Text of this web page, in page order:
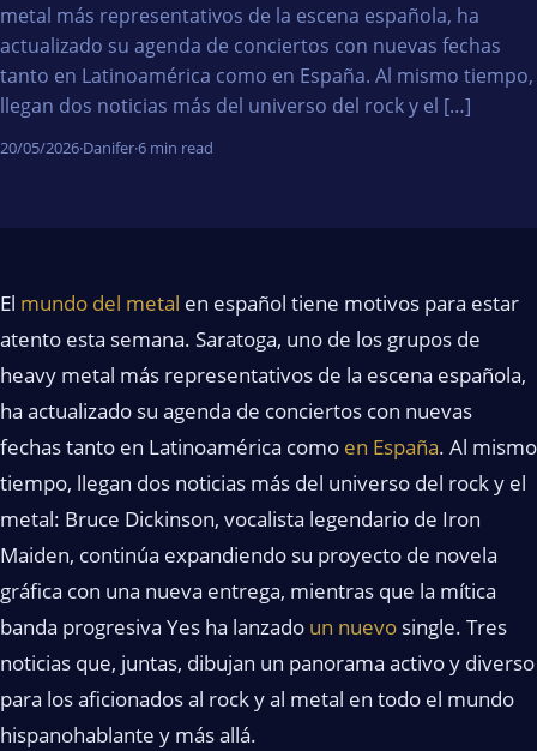
metal más representativos de la escena española, ha
actualizado su agenda de conciertos con nuevas fechas
tanto en Latinoamérica como en España. Al mismo tiempo,
llegan dos noticias más del universo del rock y el […]
20/05/2026·Danifer·6 min read
El mundo del metal en español tiene motivos para estar
atento esta semana. Saratoga, uno de los grupos de
heavy metal más representativos de la escena española,
ha actualizado su agenda de conciertos con nuevas
fechas tanto en Latinoamérica como en España. Al mismo
tiempo, llegan dos noticias más del universo del rock y el
metal: Bruce Dickinson, vocalista legendario de Iron
Maiden, continúa expandiendo su proyecto de novela
gráfica con una nueva entrega, mientras que la mítica
banda progresiva Yes ha lanzado un nuevo single. Tres
noticias que, juntas, dibujan un panorama activo y diverso
para los aficionados al rock y al metal en todo el mundo
hispanohablante y más allá.